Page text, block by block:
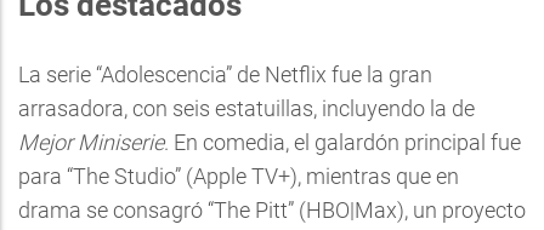
La serie “Adolescencia” de Netflix fue la gran
arrasadora, con seis estatuillas, incluyendo la de
Mejor Miniserie. En comedia, el galardón principal fue
para “The Studio” (Apple TV+), mientras que en
drama se consagró “The Pitt” (HBO|Max), un proyecto